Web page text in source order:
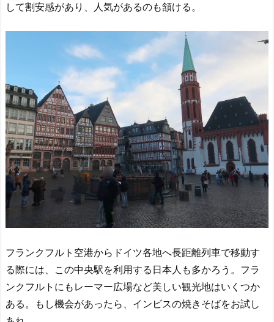
して割安感があり、人気があるのも頷ける。
フランクフルト空港からドイツ各地へ長距離列車で移動す
る際には、この中央駅を利用する日本人も多かろう。フラ
ンクフルトにもレーマー広場など美しい観光地はいくつか
ある。もし機会があったら、インビスの焼きそばをお試し